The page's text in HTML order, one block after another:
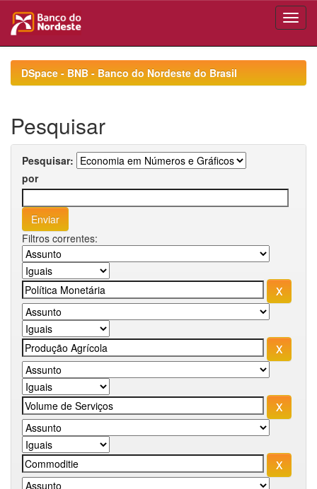
navigationDSpace - BNB - Banco do Nordeste do Brasil
Pesquisar
Pesquisar:
por
Filtros correntes: